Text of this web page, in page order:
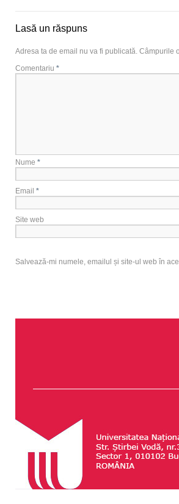
Lasă un răspuns
Adresa ta de email nu va fi publicată. Câmpurile
Comentariu *
Nume *
Email *
Site web
Salvează-mi numele, emailul și site-ul web în